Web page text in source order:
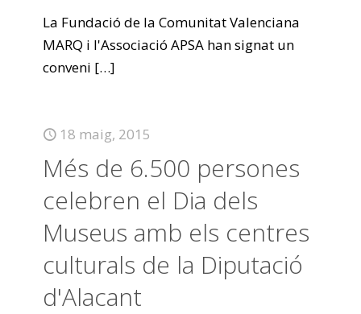
La Fundació de la Comunitat Valenciana
MARQ i l'Associació APSA han signat un
conveni […]
18 maig, 2015
Més de 6.500 persones
celebren el Dia dels
Museus amb els centres
culturals de la Diputació
d'Alacant